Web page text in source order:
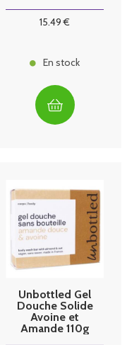
15.49 €
En stock
Unbottled Gel
Douche Solide
Avoine et
Amande 110g